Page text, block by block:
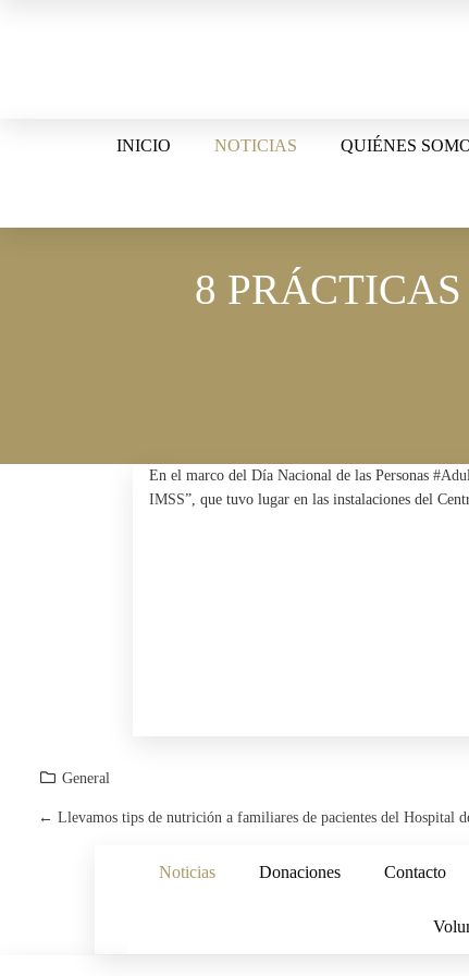
INICIO NOTICIAS QUIÉNES
8
En el marco del Día Nacional de las Personas
IMSS”, que tuvo lugar en las instalaciones del
General
P
← Llevamos tips de nutrición a familiares de pacientes del Hospital
Noticias Donaciones Contacto